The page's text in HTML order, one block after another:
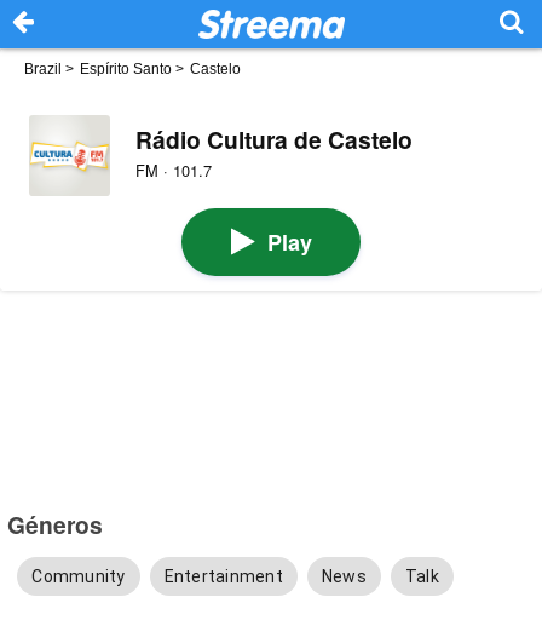
Brazil > Espírito Santo > Castelo
Rádio Cultura de Castelo
FM · 101.7
Play
Géneros
Community Entertainment News Talk